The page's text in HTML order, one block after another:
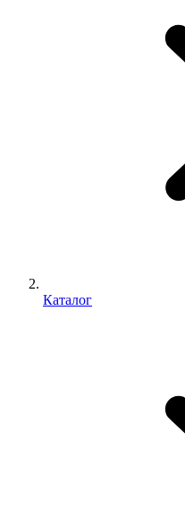
Каталог